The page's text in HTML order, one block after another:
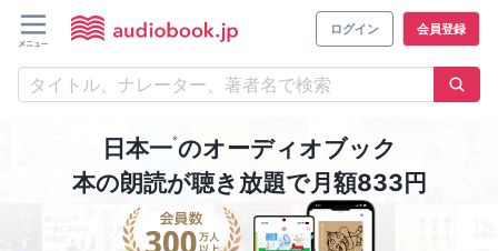
ログイン 会員登録
日本一※のオーディオブック
本の朗読が聴き放題で月額833円